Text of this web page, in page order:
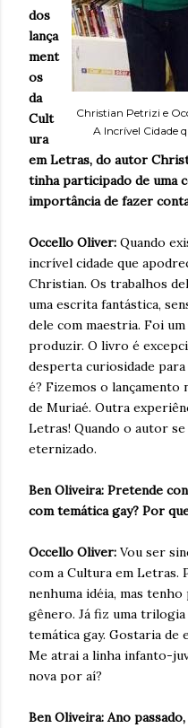
Christian Petrizi e
A Incrível Cidade
dos
lança
ment
os
da
Cult
ura
em Letras, do autor
tinha participado de uma
importância de fazer
Occello Oliver: Quando
incrível cidade que
Christian. Os trabalhos
uma escrita fantástica,
dele com maestria. Foi
produzir. O livro é
desperta curiosidade
é? Fizemos o lançamento
de Muriaé. Outra
Letras! Quando o autor
eternizado.
Ben Oliveira: Pretende
com temática gay? Por
Occello Oliver: Vou ser
com a Cultura em Letras.
nenhuma idéia, mas
gênero. Já fiz uma
temática gay. Gostaria
Me atrai a linha infanto-
nova por aí?
Ben Oliveira: Ano